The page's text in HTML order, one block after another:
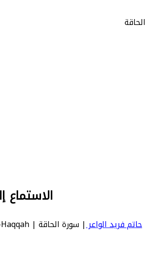
الاستماع
حاتم فريد الواعر| سورة الحاقة | Al-Haqqah - عدد آياتها 52 - رقم السورة في المصحف: 69 - معنى السورة بالإنجليزية: The Sure Reality.